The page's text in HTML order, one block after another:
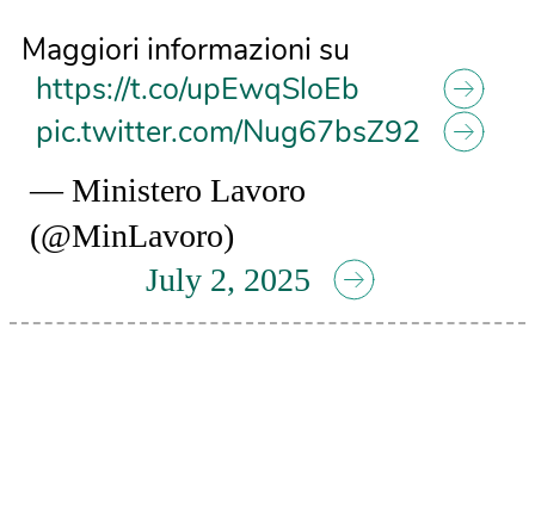
Maggiori informazioni su
https://t.co/upEwqSloEb
pic.twitter.com/Nug67bsZ92
— Ministero Lavoro
(@MinLavoro)
July 2, 2025